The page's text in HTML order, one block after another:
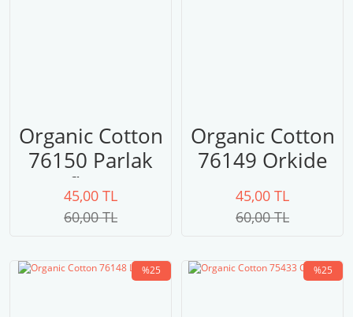
Organic Cotton
76150 Parlak
Eflatun
45,00 TL
60,00 TL
Organic Cotton
76149 Orkide
Moru
45,00 TL
60,00 TL
%25 %25